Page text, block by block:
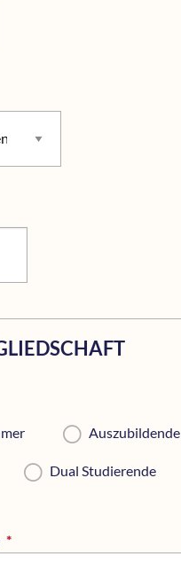
Auszubildende
Dual Studierende
*